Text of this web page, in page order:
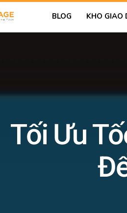
BLOG KHO GIAO
Tối Ưu